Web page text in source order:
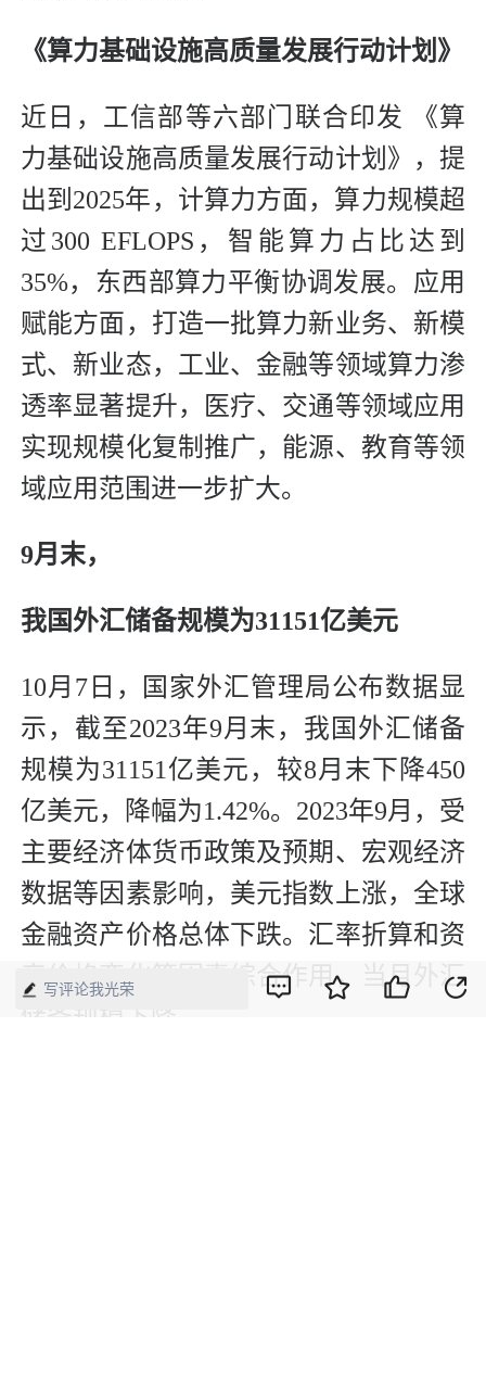
《算力基础设施高质量发展行动计划》
近日，工信部等六部门联合印发 《算
力基础设施高质量发展行动计划》，提
出到2025年，计算力方面，算力规模超
过300 EFLOPS，智能算力占比达到
35%，东西部算力平衡协调发展。应用
赋能方面，打造一批算力新业务、新模
式、新业态，工业、金融等领域算力渗
透率显著提升，医疗、交通等领域应用
实现规模化复制推广，能源、教育等领
域应用范围进一步扩大。
9月末，
我国外汇储备规模为31151亿美元
10月7日，国家外汇管理局公布数据显
示，截至2023年9月末，我国外汇储备
规模为31151亿美元，较8月末下降450
亿美元，降幅为1.42%。2023年9月，受
主要经济体货币政策及预期、宏观经济
数据等因素影响，美元指数上涨，全球
金融资产价格总体下跌。汇率折算和资
产价格变化等因素综合作用，当月外汇
储备规模下降。
写评论我光荣